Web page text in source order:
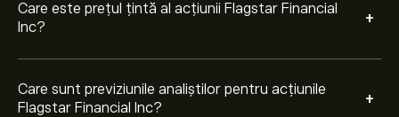
Care este prețul țintă al acțiunii Flagstar Financial
Inc?
+
Care sunt previziunile analiștilor pentru acțiunile
Flagstar Financial Inc?
+